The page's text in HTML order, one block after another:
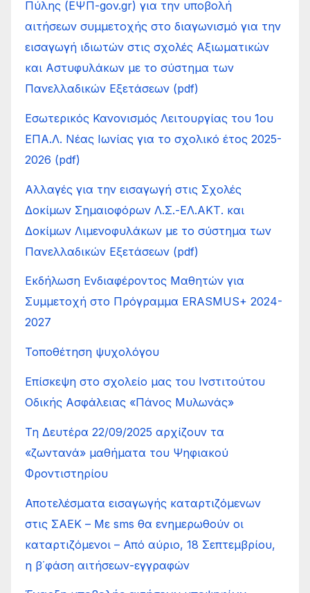
Πύλης (ΕΨΠ-gov.gr) για την υποβολή
αιτήσεων συμμετοχής στο διαγωνισμό για την
εισαγωγή ιδιωτών στις σχολές Αξιωματικών
και Αστυφυλάκων με το σύστημα των
Πανελλαδικών Εξετάσεων (pdf)
Εσωτερικός Κανονισμός Λειτουργίας του 1ου
ΕΠΑ.Λ. Νέας Ιωνίας για το σχολικό έτος 2025-
2026 (pdf)
Αλλαγές για την εισαγωγή στις Σχολές
Δοκίμων Σημαιοφόρων Λ.Σ.-ΕΛ.ΑΚΤ. και
Δοκίμων Λιμενοφυλάκων με το σύστημα των
Πανελλαδικών Εξετάσεων (pdf)
Εκδήλωση Ενδιαφέροντος Μαθητών για
Συμμετοχή στο Πρόγραμμα ERASMUS+ 2024-
2027
Τοποθέτηση ψυχολόγου
Επίσκεψη στο σχολείο μας του Ινστιτούτου
Οδικής Ασφάλειας «Πάνος Μυλωνάς»
Τη Δευτέρα 22/09/2025 αρχίζουν τα
«ζωντανά» μαθήματα του Ψηφιακού
Φροντιστηρίου
Αποτελέσματα εισαγωγής καταρτιζόμενων
στις ΣΑΕΚ – Με sms θα ενημερωθούν οι
καταρτιζόμενοι – Από αύριο, 18 Σεπτεμβρίου,
η β΄φάση αιτήσεων-εγγραφών